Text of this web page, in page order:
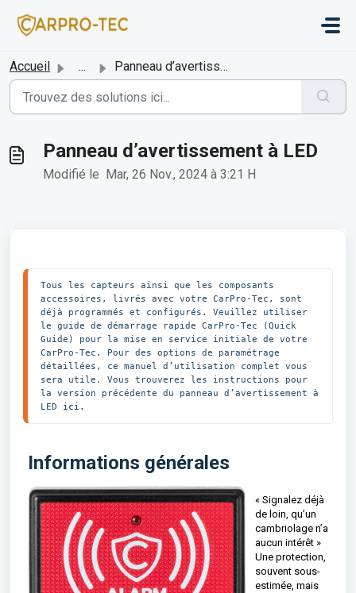
Accueil ... Panneau d’avertissement à LED
Panneau d’avertissement à LED
Modifié le Mar, 26 Nov., 2024 à 3:21 H
Tous les capteurs ainsi que les composants
accessoires, livrés avec votre CarPro-Tec, sont
déjà programmés et configurés. Veuillez utiliser
le guide de démarrage rapide CarPro-Tec (Quick
Guide) pour la mise en service initiale de votre
CarPro-Tec. Pour des options de paramétrage
détaillées, ce manuel d’utilisation complet vous
sera utile. Vous trouverez les instructions pour
la version précédente du panneau d’avertissement à
LED ici.
Informations générales
« Signalez déjà
de loin, qu’un
cambriolage n’a
aucun intérêt »
Une protection,
souvent sous-
estimée, mais